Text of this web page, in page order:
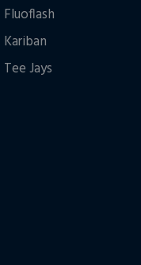
Fluoflash
Kariban
Tee Jays